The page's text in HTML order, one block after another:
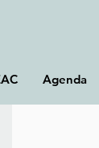
Agenda